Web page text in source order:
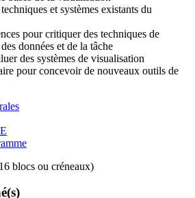
et systèmes existants du
pour critiquer des techniques de
données et de la tâche
des systèmes de visualisation
pour concevoir de nouveaux outils de
blocs ou créneaux)